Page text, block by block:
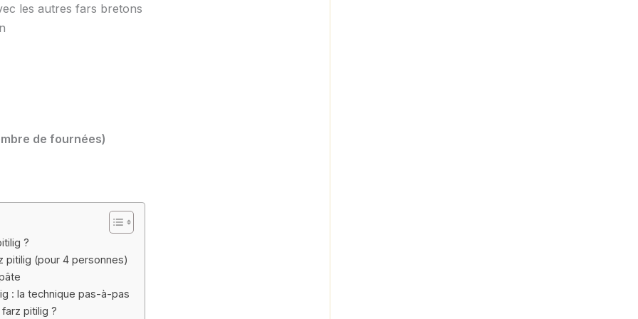
les autres fars bretons
de fournées)
?
pitilig (pour 4 personnes)
: la technique pas-à-pas
pitilig ?